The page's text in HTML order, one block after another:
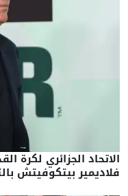
الاتحاد الجزائري لكرة
فلاديمير بيتكوفيتش